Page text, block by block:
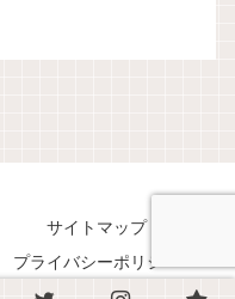
サイトマップ
プライバシーポリシー